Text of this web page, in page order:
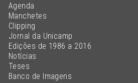
Agenda
Manchetes
Clipping
Jornal da Unicamp
Edições de 1986 a 2016
Notícias
Teses
Banco de Imagens